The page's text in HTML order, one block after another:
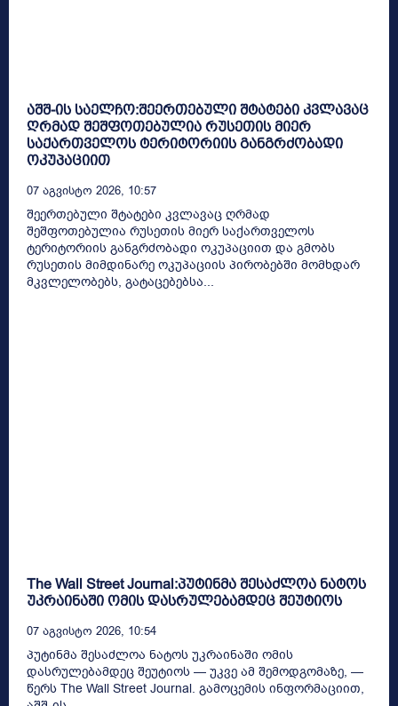
აშშ-ის საელჩო:შეერთებული შტატები კვლავაც
ღრმად შეშფოთებულია რუსეთის მიერ
საქართველოს ტერიტორიის განგრძობადი
ოკუპაციით
07 Აგვისტო 2026, 10:57
შეერთებული შტატები კვლავაც ღრმად
შეშფოთებულია რუსეთის მიერ საქართველოს
ტერიტორიის განგრძობადი ოკუპაციით და გმობს
რუსეთის მიმდინარე ოკუპაციის პირობებში მომხდარ
მკვლელობებს, გატაცებებსა...
The Wall Street Journal:პუტინმა შესაძლოა ნატოს
უკრაინაში ომის დასრულებამდეც შეუტიოს
07 Აგვისტო 2026, 10:54
პუტინმა შესაძლოა ნატოს უკრაინაში ომის
დასრულებამდეც შეუტიოს — უკვე ამ შემოდგომაზე, —
წერს The Wall Street Journal. გამოცემის ინფორმაციით,